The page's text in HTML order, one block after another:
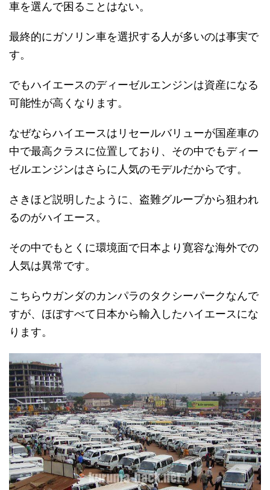
車を選んで困ることはない。
最終的にガソリン車を選択する人が多いのは事実で
す。
でもハイエースのディーゼルエンジンは資産になる
可能性が高くなります。
なぜならハイエースはリセールバリューが国産車の
中で最高クラスに位置しており、その中でもディー
ゼルエンジンはさらに人気のモデルだからです。
さきほど説明したように、盗難グループから狙われ
るのがハイエース。
その中でもとくに環境面で日本より寛容な海外での
人気は異常です。
こちらウガンダのカンパラのタクシーパークなんで
すが、ほぼすべて日本から輸入したハイエースにな
ります。